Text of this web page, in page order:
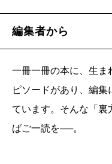
編集者から
一冊一冊の本に、生ま
ピソードがあり、編
ています。そんな「裏
ばご一読を──。